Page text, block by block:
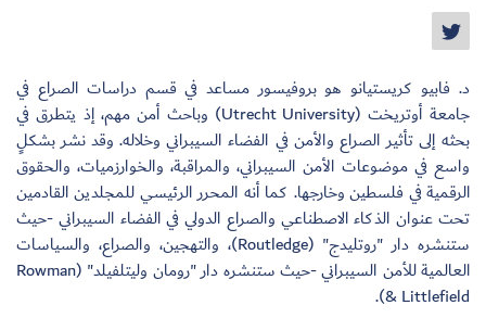
د. فابيو كريستيانو هو بروفيسور مساعد في قسم دراسات الصراع في
جامعة أوتريخت (Utrecht University) وباحث أمن مهم، إذ يتطرق في
بحثه إلى تأثير الصراع والأمن في الفضاء السيبراني وخلاله. وقد نشر بشكلٍ
واسع في موضوعات الأمن السيبراني، والمراقبة، والخوارزميات، والحقوق
الرقمية في فلسطين وخارجها. كما أنه المحرر الرئيسي للمجلدين القادمين
تحت عنوان الذكاء الاصطناعي والصراع الدولي في الفضاء السيبراني -حيث
ستنشره دار "روتليدج" (Routledge)، والتهجين، والصراع، والسياسات
العالمية للأمن السيبراني -حيث ستنشره دار "رومان وليتلفيلد" (Rowman
& Littlefield).